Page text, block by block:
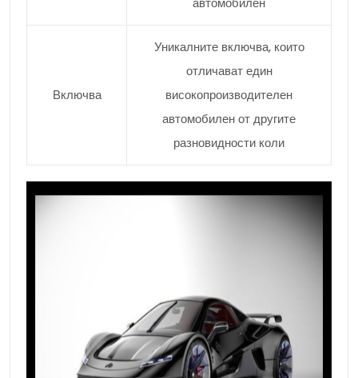
Включва
Уникалните включва, които
отличават един
високопроизводителен
автомобилен от другите
разновидности коли